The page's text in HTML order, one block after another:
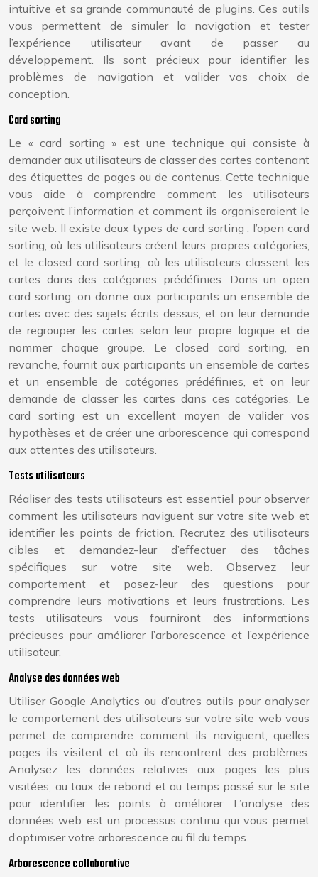
intuitive et sa grande communauté de plugins. Ces outils
vous permettent de simuler la navigation et tester
l’expérience utilisateur avant de passer au
développement. Ils sont précieux pour identifier les
problèmes de navigation et valider vos choix de
conception.
Card sorting
Le « card sorting » est une technique qui consiste à
demander aux utilisateurs de classer des cartes contenant
des étiquettes de pages ou de contenus. Cette technique
vous aide à comprendre comment les utilisateurs
perçoivent l’information et comment ils organiseraient le
site web. Il existe deux types de card sorting : l’open card
sorting, où les utilisateurs créent leurs propres catégories,
et le closed card sorting, où les utilisateurs classent les
cartes dans des catégories prédéfinies. Dans un open
card sorting, on donne aux participants un ensemble de
cartes avec des sujets écrits dessus, et on leur demande
de regrouper les cartes selon leur propre logique et de
nommer chaque groupe. Le closed card sorting, en
revanche, fournit aux participants un ensemble de cartes
et un ensemble de catégories prédéfinies, et on leur
demande de classer les cartes dans ces catégories. Le
card sorting est un excellent moyen de valider vos
hypothèses et de créer une arborescence qui correspond
aux attentes des utilisateurs.
Tests utilisateurs
Réaliser des tests utilisateurs est essentiel pour observer
comment les utilisateurs naviguent sur votre site web et
identifier les points de friction. Recrutez des utilisateurs
cibles et demandez-leur d’effectuer des tâches
spécifiques sur votre site web. Observez leur
comportement et posez-leur des questions pour
comprendre leurs motivations et leurs frustrations. Les
tests utilisateurs vous fourniront des informations
précieuses pour améliorer l’arborescence et l’expérience
utilisateur.
Analyse des données web
Utiliser Google Analytics ou d’autres outils pour analyser
le comportement des utilisateurs sur votre site web vous
permet de comprendre comment ils naviguent, quelles
pages ils visitent et où ils rencontrent des problèmes.
Analysez les données relatives aux pages les plus
visitées, au taux de rebond et au temps passé sur le site
pour identifier les points à améliorer. L’analyse des
données web est un processus continu qui vous permet
d’optimiser votre arborescence au fil du temps.
Arborescence collaborative